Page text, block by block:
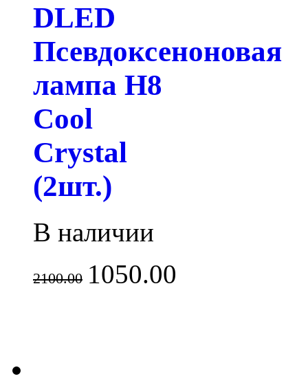
DLED
Псевдоксеноновая
лампа H8
Cool
Crystal
(2шт.)
В наличии
2100.00 1050.00